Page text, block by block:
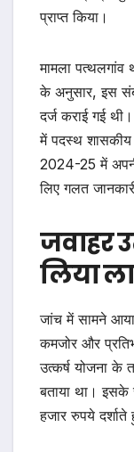
प्राप्त किया।
मामला पत्थलगांव
के अनुसार, इस
दर्ज कराई गई
में पदस्थ शासकीय
2024-25 में
लिए गलत
जवाहर
लिया
जांच में सामने
कमजोर और
उत्कर्ष योजना के
बताया था।
हजार रुपये